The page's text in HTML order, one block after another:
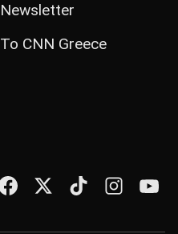
Newsletter
Το CNN Greece